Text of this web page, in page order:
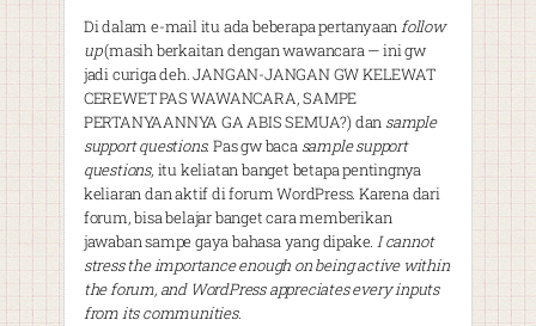
Di dalam e-mail itu ada beberapa pertanyaanfollow
up(masih berkaitan dengan wawancara — ini gw
jadi curiga deh. JANGAN-JANGAN GW KELEWAT
CEREWET PAS WAWANCARA, SAMPE
PERTANYAANNYA GA ABIS SEMUA?) dan sample
support questions. Pas gw baca sample support
questions, itu keliatan banget betapa pentingnya
keliaran dan aktif di forum WordPress. Karena dari
forum, bisa belajar banget cara memberikan
jawaban sampe gaya bahasa yang dipake. I cannot
stress the importance enough on being active within
the forum, and WordPress appreciates every inputs
from its communities.